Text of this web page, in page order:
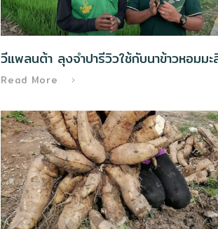
วีแพลนต้า ลุงจำปารีวิวใช้กับนาข้าวหอมมะ
Read More